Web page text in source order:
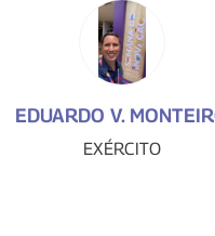
EDUARDO V.
EXÉRCITO